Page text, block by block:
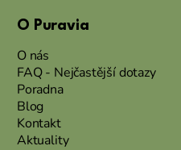
O Puravia
O nás
FAQ - Nejčastější dotazy
Poradna
Blog
Kontakt
Aktuality